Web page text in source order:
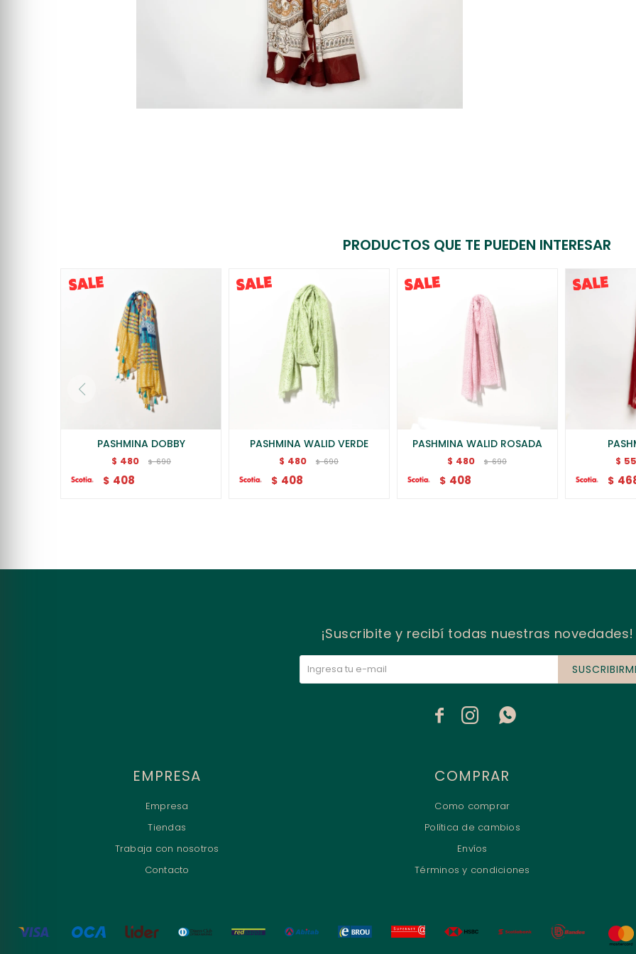
PRODUCTOS QUE TE PUEDEN INTERESAR
PASHMINA DOBBY
$ 480 $ 690
$ 408
PASHMINA WALID VERDE
$ 480 $ 690
$ 408
PASHMINA WALID ROSADA
$ 480 $ 690
$ 408
$
$
EMPRESA
Empresa
Tiendas
Trabaja con nosotros
Contacto
COMPRAR
Como comprar
Política de cambios
Envíos
Términos y condiciones
¡Suscribite y recibí todas nuestras novedades!
  